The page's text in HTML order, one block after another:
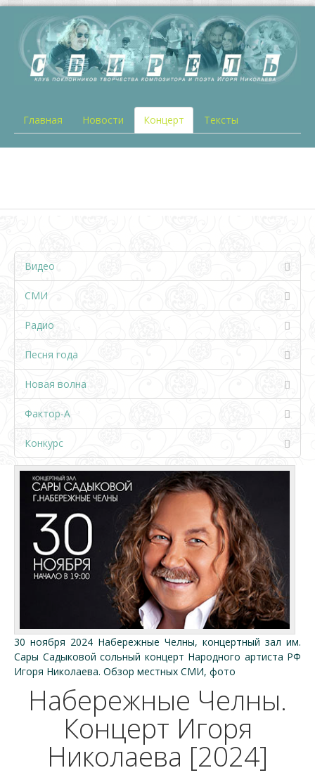
Главная Новости Концерт Тексты
Видео
СМИ
Радио
Песня года
Новая волна
Фактор-А
Конкурс
30 ноября 2024 Набережные Челны, концертный зал им.
Сары Садыковой сольный концерт Народного артиста РФ
Игоря Николаева. Обзор местных СМИ, фото
Набережные Челны.
Концерт Игоря
Николаева [2024]